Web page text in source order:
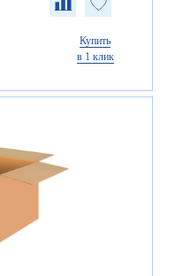
Купить
в 1 клик